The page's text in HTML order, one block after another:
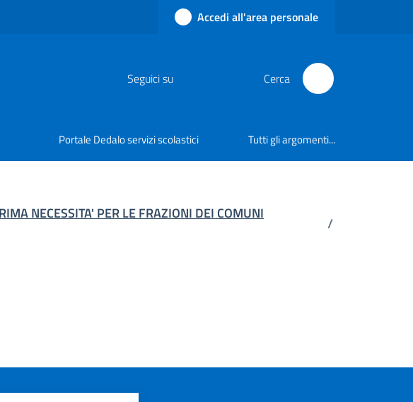
Accedi all'area personale
Seguici su Cerca
Portale Dedalo servizi scolastici Tutti gli argomenti...
NECESSITA' PER LE FRAZIONI DEI COMUNI
/